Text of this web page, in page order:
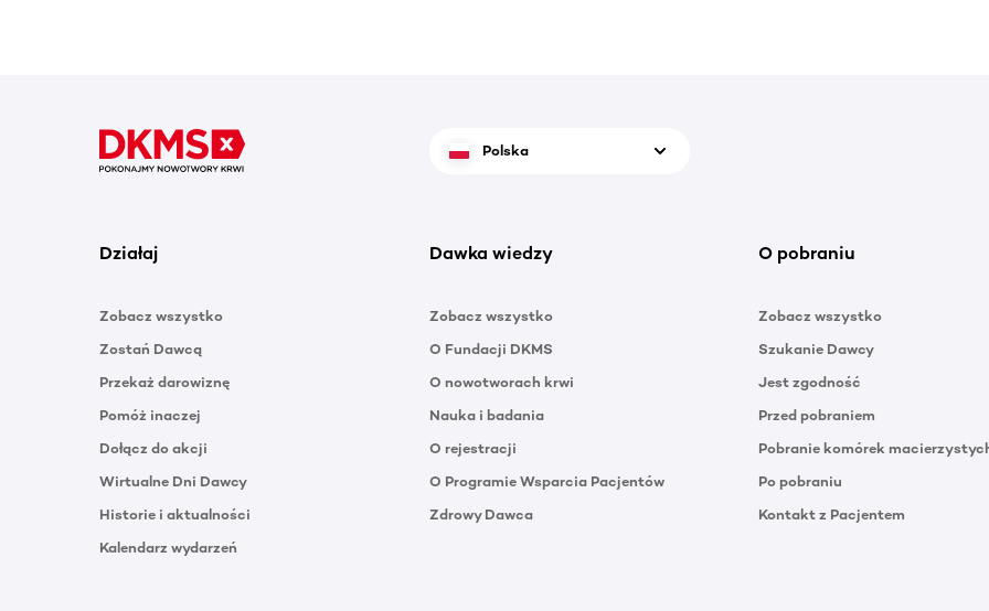
Polska
Działaj
Zobacz wszystko
Zostań Dawcą
Przekaż darowiznę
Pomóż inaczej
Dołącz do akcji
Wirtualne Dni Dawcy
Historie i aktualności
Kalendarz wydarzeń
Dawka wiedzy
Zobacz wszystko
O Fundacji DKMS
O nowotworach krwi
Nauka i badania
O rejestracji
O Programie Wsparcia Pacjentów
Zdrowy Dawca
O pobraniu
Zobacz wszystko
Szukanie Dawcy
Jest zgodność
Przed pobraniem
Pobranie komórek
Po pobraniu
Kontakt z Pacjentem